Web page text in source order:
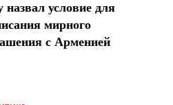
назвал условие для
мирного
с Арменией